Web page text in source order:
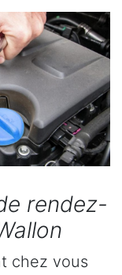
rendez-
chez vous